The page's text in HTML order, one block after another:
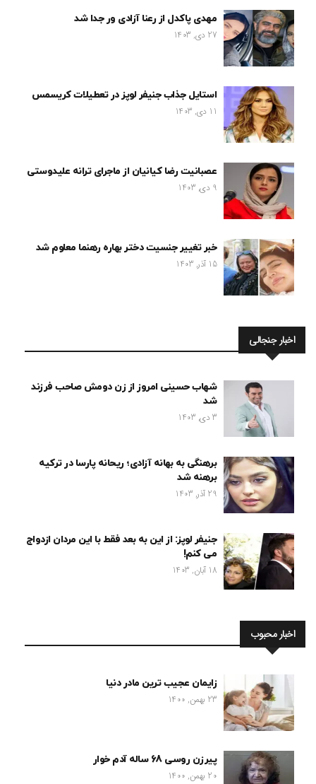
مهدی پاکدل از رعنا آزادی ور جدا شد
27 دی, 1403
استایل جذاب جنیفر لوپز در تعطیلات کریسمس
11 دی, 1403
عصبانیت رضا کیانیان از ماجرای ترانه علیدوستی
9 دی, 1403
خبر تغییر جنسیت دختر بهاره رهنما معلوم شد
15 آذر, 1403
اخبار جنجالی
شهاب حسینی امروز از زن دومش صاحب فرزند
شد
3 دی, 1403
برهنگی به بهانه آزادی؛ ریحانه پارسا در ترکیه
برهنه شد
29 آذر, 1403
جنیفر لوپز: از این به بعد فقط با این مردان ازدواج
می کنم!
18 آبان, 1403
اخبار محبوب
زایمان عجیب ترین مادر دنیا
23 بهمن, 1400
پیرزن روسی 68 ساله آدم خوار
20 بهمن, 1400